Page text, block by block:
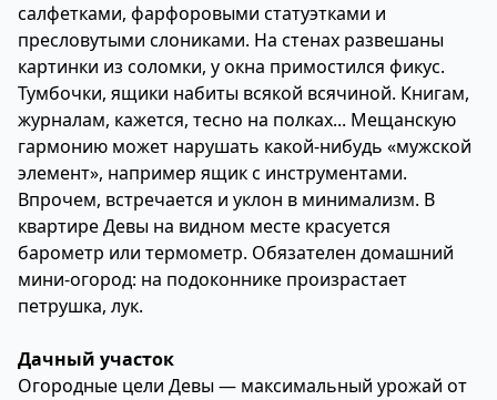
салфетками, фарфоровыми статуэтками и
пресловутыми слониками. На стенах развешаны
картинки из соломки, у окна примостился фикус.
Тумбочки, ящики набиты всякой всячиной. Книгам,
журналам, кажется, тесно на полках... Мещанскую
гармонию может нарушать какой-нибудь «мужской
элемент», например ящик с инструментами.
Впрочем, встречается и уклон в минимализм. В
квартире Девы на видном месте красуется
барометр или термометр. Обязателен домашний
мини-огород: на подоконнике произрастает
петрушка, лук.
Дачный участок
Огородные цели Девы — максимальный урожай от